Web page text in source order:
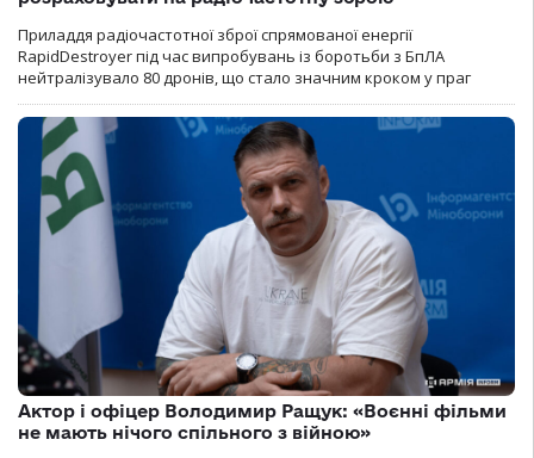
Приладдя радіочастотної зброї спрямованої енергії
RapidDestroyer під час випробувань із боротьби з БпЛА
нейтралізувало 80 дронів, що стало значним кроком у праг
Актор і офіцер Володимир Ращук: «Воєнні фільми
не мають нічого спільного з війною»